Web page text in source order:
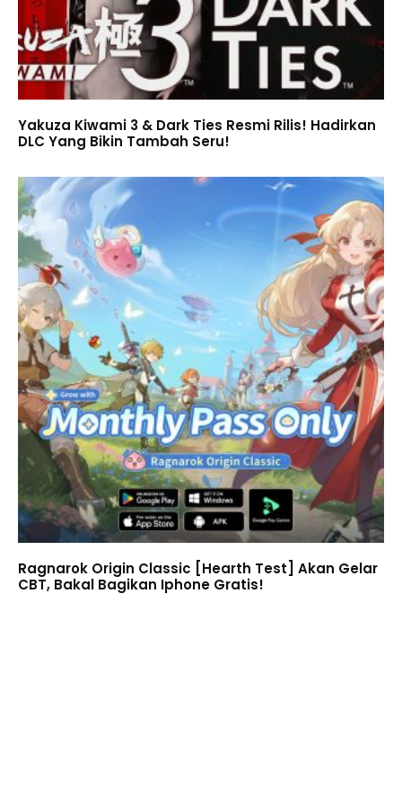
Yakuza Kiwami 3 & Dark Ties Resmi Rilis! Hadirkan
DLC Yang Bikin Tambah Seru!
Ragnarok Origin Classic [Hearth Test] Akan Gelar
CBT, Bakal Bagikan Iphone Gratis!